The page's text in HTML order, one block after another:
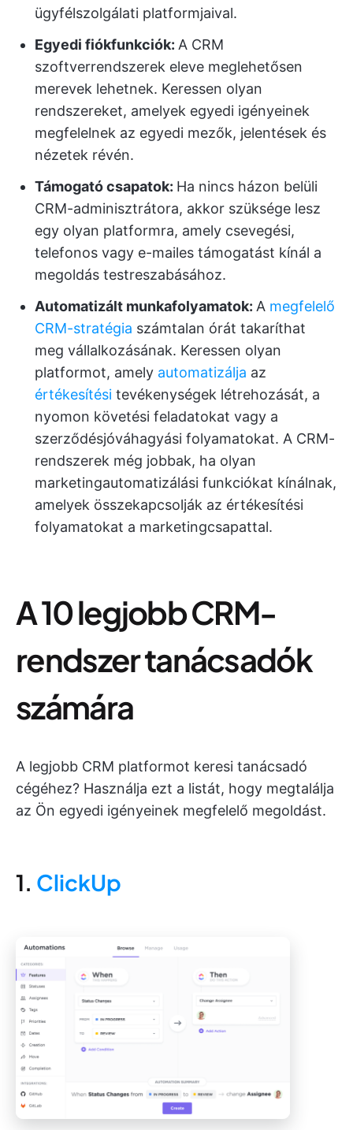
ügyfélszolgálati platformjaival.
Egyedi fiókfunkciók: A CRM
szoftverrendszerek eleve meglehetősen
merevek lehetnek. Keressen olyan
rendszereket, amelyek egyedi igényeinek
megfelelnek az egyedi mezők, jelentések és
nézetek révén.
Támogató csapatok: Ha nincs házon belüli
CRM-adminisztrátora, akkor szüksége lesz
egy olyan platformra, amely csevegési,
telefonos vagy e-mailes támogatást kínál a
megoldás testreszabásához.
Automatizált munkafolyamatok: A megfelelő
CRM-stratégia számtalan órát takaríthat
meg vállalkozásának. Keressen olyan
platformot, amely automatizálja az
értékesítési tevékenységek létrehozását, a
nyomon követési feladatokat vagy a
szerződésjóváhagyási folyamatokat. A CRM-
rendszerek még jobbak, ha olyan
marketingautomatizálási funkciókat kínálnak,
amelyek összekapcsolják az értékesítési
folyamatokat a marketingcsapattal.
A 10 legjobb CRM-
rendszer tanácsadók
számára
A legjobb CRM platformot keresi tanácsadó
cégéhez? Használja ezt a listát, hogy megtalálja
az Ön egyedi igényeinek megfelelő megoldást.
1. ClickUp